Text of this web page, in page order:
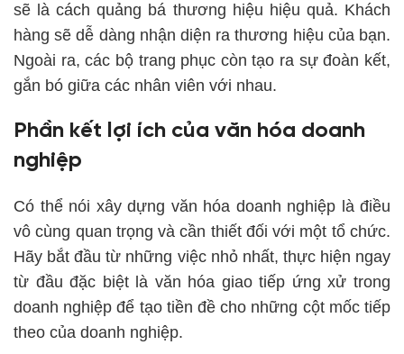
sẽ là cách quảng bá thương hiệu hiệu quả. Khách
hàng sẽ dễ dàng nhận diện ra thương hiệu của bạn.
Ngoài ra, các bộ trang phục còn tạo ra sự đoàn kết,
gắn bó giữa các nhân viên với nhau.
Phần kết lợi ích của văn hóa doanh
nghiệp
Có thể nói xây dựng văn hóa doanh nghiệp là điều
vô cùng quan trọng và cần thiết đối với một tổ chức.
Hãy bắt đầu từ những việc nhỏ nhất, thực hiện ngay
từ đầu đặc biệt là văn hóa giao tiếp ứng xử trong
doanh nghiệp để tạo tiền đề cho những cột mốc tiếp
theo của doanh nghiệp.